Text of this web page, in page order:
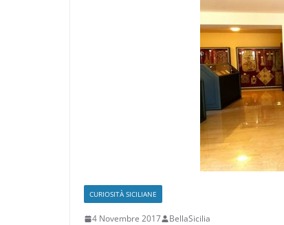
CURIOSITÀ SICILIANE
4 Novembre 2017 BellaSicilia